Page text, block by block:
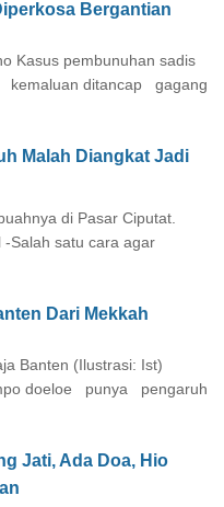
Bergantian
Kasus pembunuhan sadis
kemaluan ditancap gagang
Malah Diangkat Jadi
di Pasar Ciputat.
-Salah satu cara agar
Dari Mekkah
Banten (Ilustrasi: Ist)
doeloe punya pengaruh
Jati, Ada Doa, Hio